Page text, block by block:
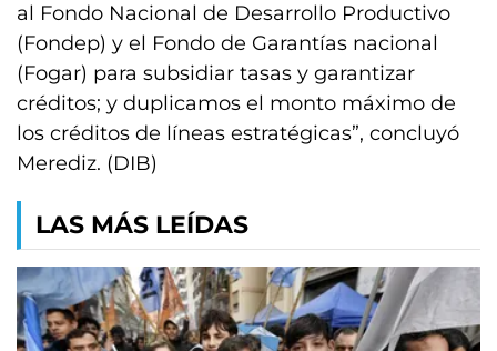
al Fondo Nacional de Desarrollo Productivo
(Fondep) y el Fondo de Garantías nacional
(Fogar) para subsidiar tasas y garantizar
créditos; y duplicamos el monto máximo de
los créditos de líneas estratégicas”, concluyó
Merediz. (DIB)
LAS MÁS LEÍDAS